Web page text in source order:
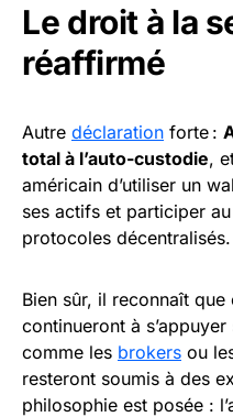
Le droit à la
réaffirmé
Autre déclaration forte :
total à l’auto-custodie,
américain d’utiliser un
ses actifs et participer
protocoles décentralisés.
Bien sûr, il reconnaît
continueront à
comme les brokers ou
resteront soumis à des
philosophie est posée :